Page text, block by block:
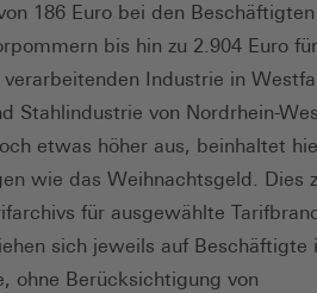
186 Euro bei den
bis hin zu 2.904 Euro für
Industrie in
Stahlindustrie von Nordrhein-
etwas höher aus, beinhaltet
wie das Weihnachtsgeld. Dies
für ausgewählte
sich jeweils auf Beschäftigte
ohne Berücksichtigung von